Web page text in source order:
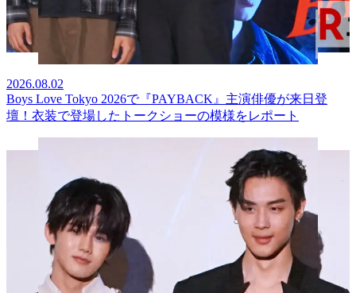
2026.08.02
Boys Love Tokyo 2026で『PAYBACK』主演俳優が来日登
壇！衣装で登場したトークショーの模様をレポート